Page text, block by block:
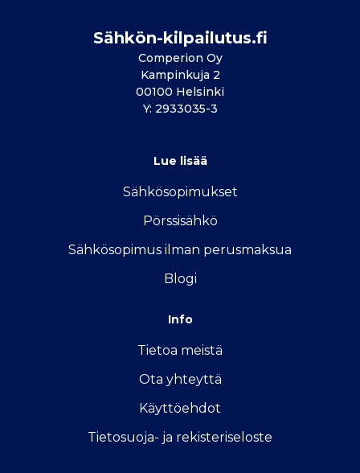
Sähkön-kilpailutus.fi
Comperion Oy
Kampinkuja 2
00100 Helsinki
Y: 2933035-3
Lue lisää
Sähkösopimukset
Pörssisähkö
Sähkösopimus ilman perusmaksua
Blogi
Info
Tietoa meistä
Ota yhteyttä
Käyttöehdot
Tietosuoja- ja rekisteriseloste